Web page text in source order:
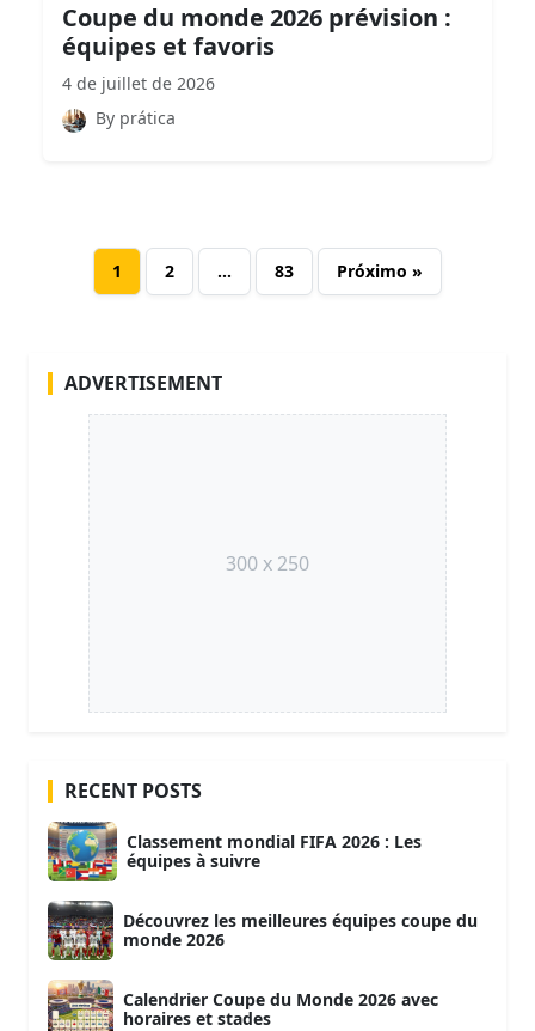
Coupe du monde 2026 prévision :
équipes et favoris
4 de juillet de 2026
By prática
1 2 … 83 Próximo »
ADVERTISEMENT
300 x 250
RECENT POSTS
Classement mondial FIFA 2026 : Les
équipes à suivre
Découvrez les meilleures équipes coupe du
monde 2026
Calendrier Coupe du Monde 2026 avec
horaires et stades